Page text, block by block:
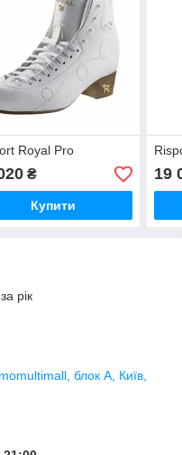
Royal Pro
₴
Купити
19
рік
блок А, Київ,